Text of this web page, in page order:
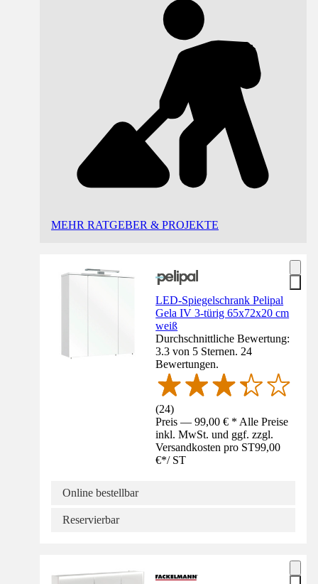
MEHR RATGEBER & PROJEKTE
LED-Spiegelschrank Pelipal
Gela IV 3-türig 65x72x20 cm
weiß
Durchschnittliche Bewertung:
3.3 von 5 Sternen. 24
Bewertungen.
(24)
Preis — 99,00 € * Alle Preise
inkl. MwSt. und ggf. zzgl.
Versandkosten pro ST99,00
€*/ ST
Online bestellbar
Reservierbar